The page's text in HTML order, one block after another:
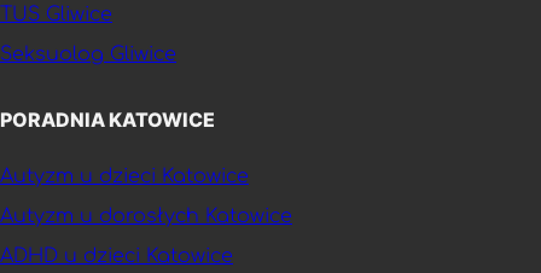
TUS Gliwice
Seksuolog Gliwice
PORADNIA KATOWICE
Autyzm u dzieci Katowice
Autyzm u dorosłych Katowice
ADHD u dzieci Katowice